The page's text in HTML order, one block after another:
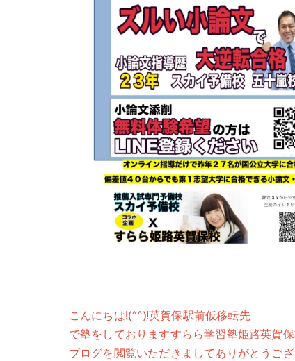
こんにちは!(^^)!英賀保駅前仮移転先
で塾をしておりますすらら学習塾姫路英賀保
ブログを閲覧いただきましてありがとうござ